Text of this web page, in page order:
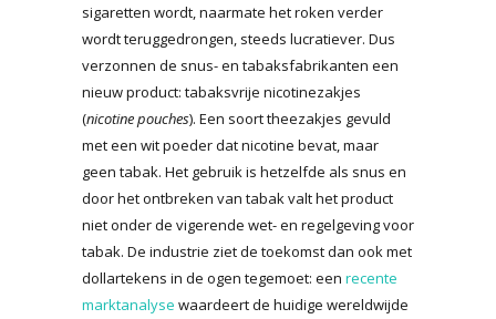
sigaretten wordt, naarmate het roken verder
wordt teruggedrongen, steeds lucratiever. Dus
verzonnen de snus- en tabaksfabrikanten een
nieuw product: tabaksvrije nicotinezakjes
(nicotine pouches). Een soort theezakjes gevuld
met een wit poeder dat nicotine bevat, maar
geen tabak. Het gebruik is hetzelfde als snus en
door het ontbreken van tabak valt het product
niet onder de vigerende wet- en regelgeving voor
tabak. De industrie ziet de toekomst dan ook met
dollartekens in de ogen tegemoet: een recente
marktanalyse waardeert de huidige wereldwijde